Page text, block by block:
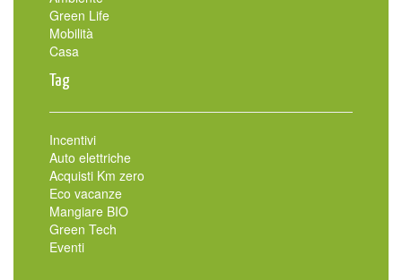
Green Life
Mobilità
Casa
Tag
Incentivi
Auto elettriche
Acquisti Km zero
Eco vacanze
Mangiare BIO
Green Tech
Eventi